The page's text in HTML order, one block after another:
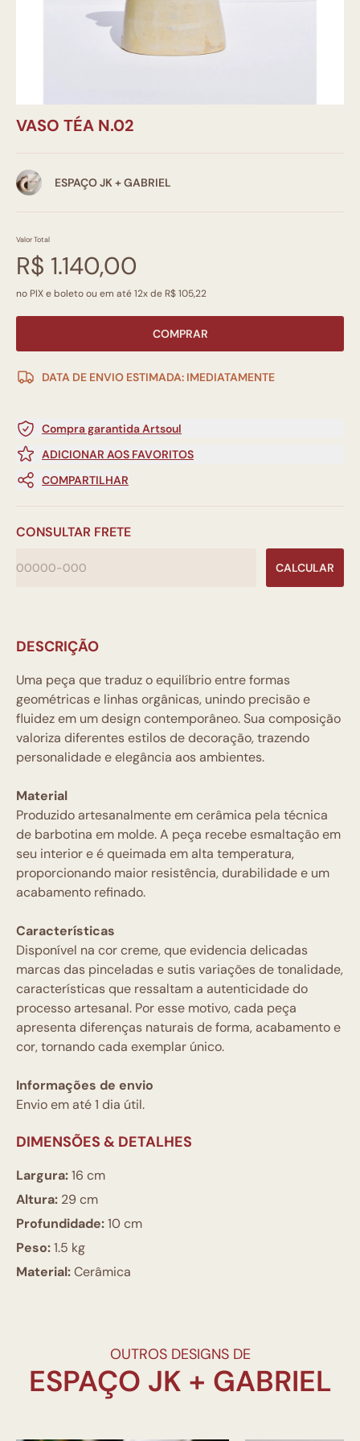
VASO TÉA N.02
ESPAÇO JK + GABRIEL
Valor Total
R$ 1.140,00
no PIX e boleto ou em até 12x de R$ 105,22
COMPRAR
DATA DE ENVIO ESTIMADA: IMEDIATAMENTE
Compra garantida Artsoul
ADICIONAR AOS FAVORITOS
COMPARTILHAR
CONSULTAR FRETE
CALCULAR
DESCRIÇÃO
Uma peça que traduz o equilíbrio entre formas
geométricas e linhas orgânicas, unindo precisão e
fluidez em um design contemporâneo. Sua composição
valoriza diferentes estilos de decoração, trazendo
personalidade e elegância aos ambientes.
Material
Produzido artesanalmente em cerâmica pela técnica
de barbotina em molde. A peça recebe esmaltação em
seu interior e é queimada em alta temperatura,
proporcionando maior resistência, durabilidade e um
acabamento refinado.
Características
Disponível na cor creme, que evidencia delicadas
marcas das pinceladas e sutis variações de tonalidade,
características que ressaltam a autenticidade do
processo artesanal. Por esse motivo, cada peça
apresenta diferenças naturais de forma, acabamento e
cor, tornando cada exemplar único.
Informações de envio
Envio em até 1 dia útil.
DIMENSÕES & DETALHES
Largura:16 cm
Altura: 29 cm
Profundidade:10 cm
Peso:1.5 kg
Material:Cerâmica
OUTROS DESIGNS DE